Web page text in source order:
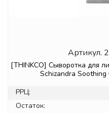
Артикул.
[THINKCO] Сыворотка для
Schizandra
РРЦ:
Остаток: